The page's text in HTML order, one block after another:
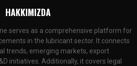
HAKKIMIZDA
serves as a comprehensive platform for
in the lubricant sector. It connects
trends, emerging markets, export
initiatives. Additionally, it covers legal